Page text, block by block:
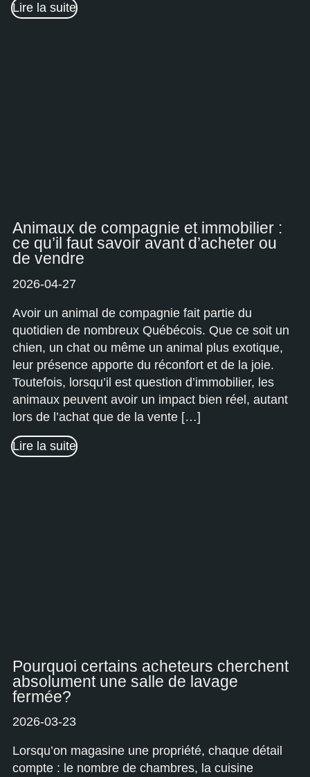
Lire la suite
Animaux de compagnie et immobilier :
ce qu’il faut savoir avant d’acheter ou
de vendre
2026-04-27
Avoir un animal de compagnie fait partie du
quotidien de nombreux Québécois. Que ce soit un
chien, un chat ou même un animal plus exotique,
leur présence apporte du réconfort et de la joie.
Toutefois, lorsqu’il est question d’immobilier, les
animaux peuvent avoir un impact bien réel, autant
lors de l’achat que de la vente […]
Lire la suite
Pourquoi certains acheteurs cherchent
absolument une salle de lavage
fermée?
2026-03-23
Lorsqu’on magasine une propriété, chaque détail
compte : le nombre de chambres, la cuisine